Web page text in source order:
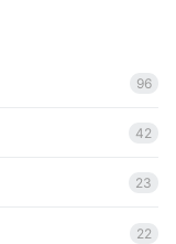
96
42
23
22